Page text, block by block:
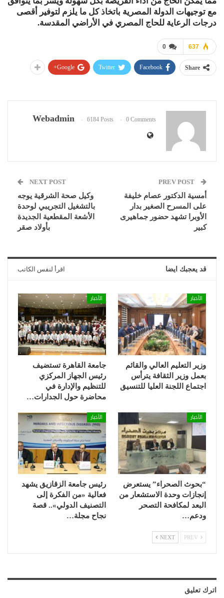
مع توجيهات الدولة المصرية باتخاذ كل ما يلزم لتوفير أقصى
درجات الرعاية للحاج المصري في الأراضي المقدسة.
0 637
Share
Facebook
Twitter
Google+
Webadmin 6184 Posts 0 Comments
أمسية الدكتور عصام خليفة
على المسرح الصغير بدار
الأوبرا تشهد حضور جماهيرى
كبير
NEXT POST
وكيل صحة الشرقية يوجه
بالتشغيل التجريبي لوحدة
الأشعة المقطعية الجديدة
بأولاد صقر
قد يعجبك ايضا اقرأ لنفس الكاتب
الأخبار
وزير التعليم العالي والقائم
بعمل وزير الثقافة يترأس
اجتماع اللجنة العليا للتنسيق
الأخبار
جامعة القاهرة تستضيف
رئيس الجهاز المركزي
للتنظيم والإدارة في
محاضرة حول الجدارات…
الأخبار
“بحوث الصحراء” يستعرض
إنجازات وحدة الاستشعار من
البعد لمكافحة التصحر
ودعم…
الأخبار
رئيس جامعة الزقازيق يشهد
فعالية «من الفكرة إلى
التصنيف الدولي».. قصة
نجاح مجلة…
NEXT
اترك تعليق